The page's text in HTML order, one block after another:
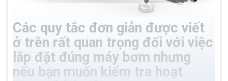
Các quy tắc đơn giản được viết
ở trên rất quan trọng đối với việc
lắp đặt đúng máy bơm nhưng
nếu bạn muốn kiểm tra hoạt